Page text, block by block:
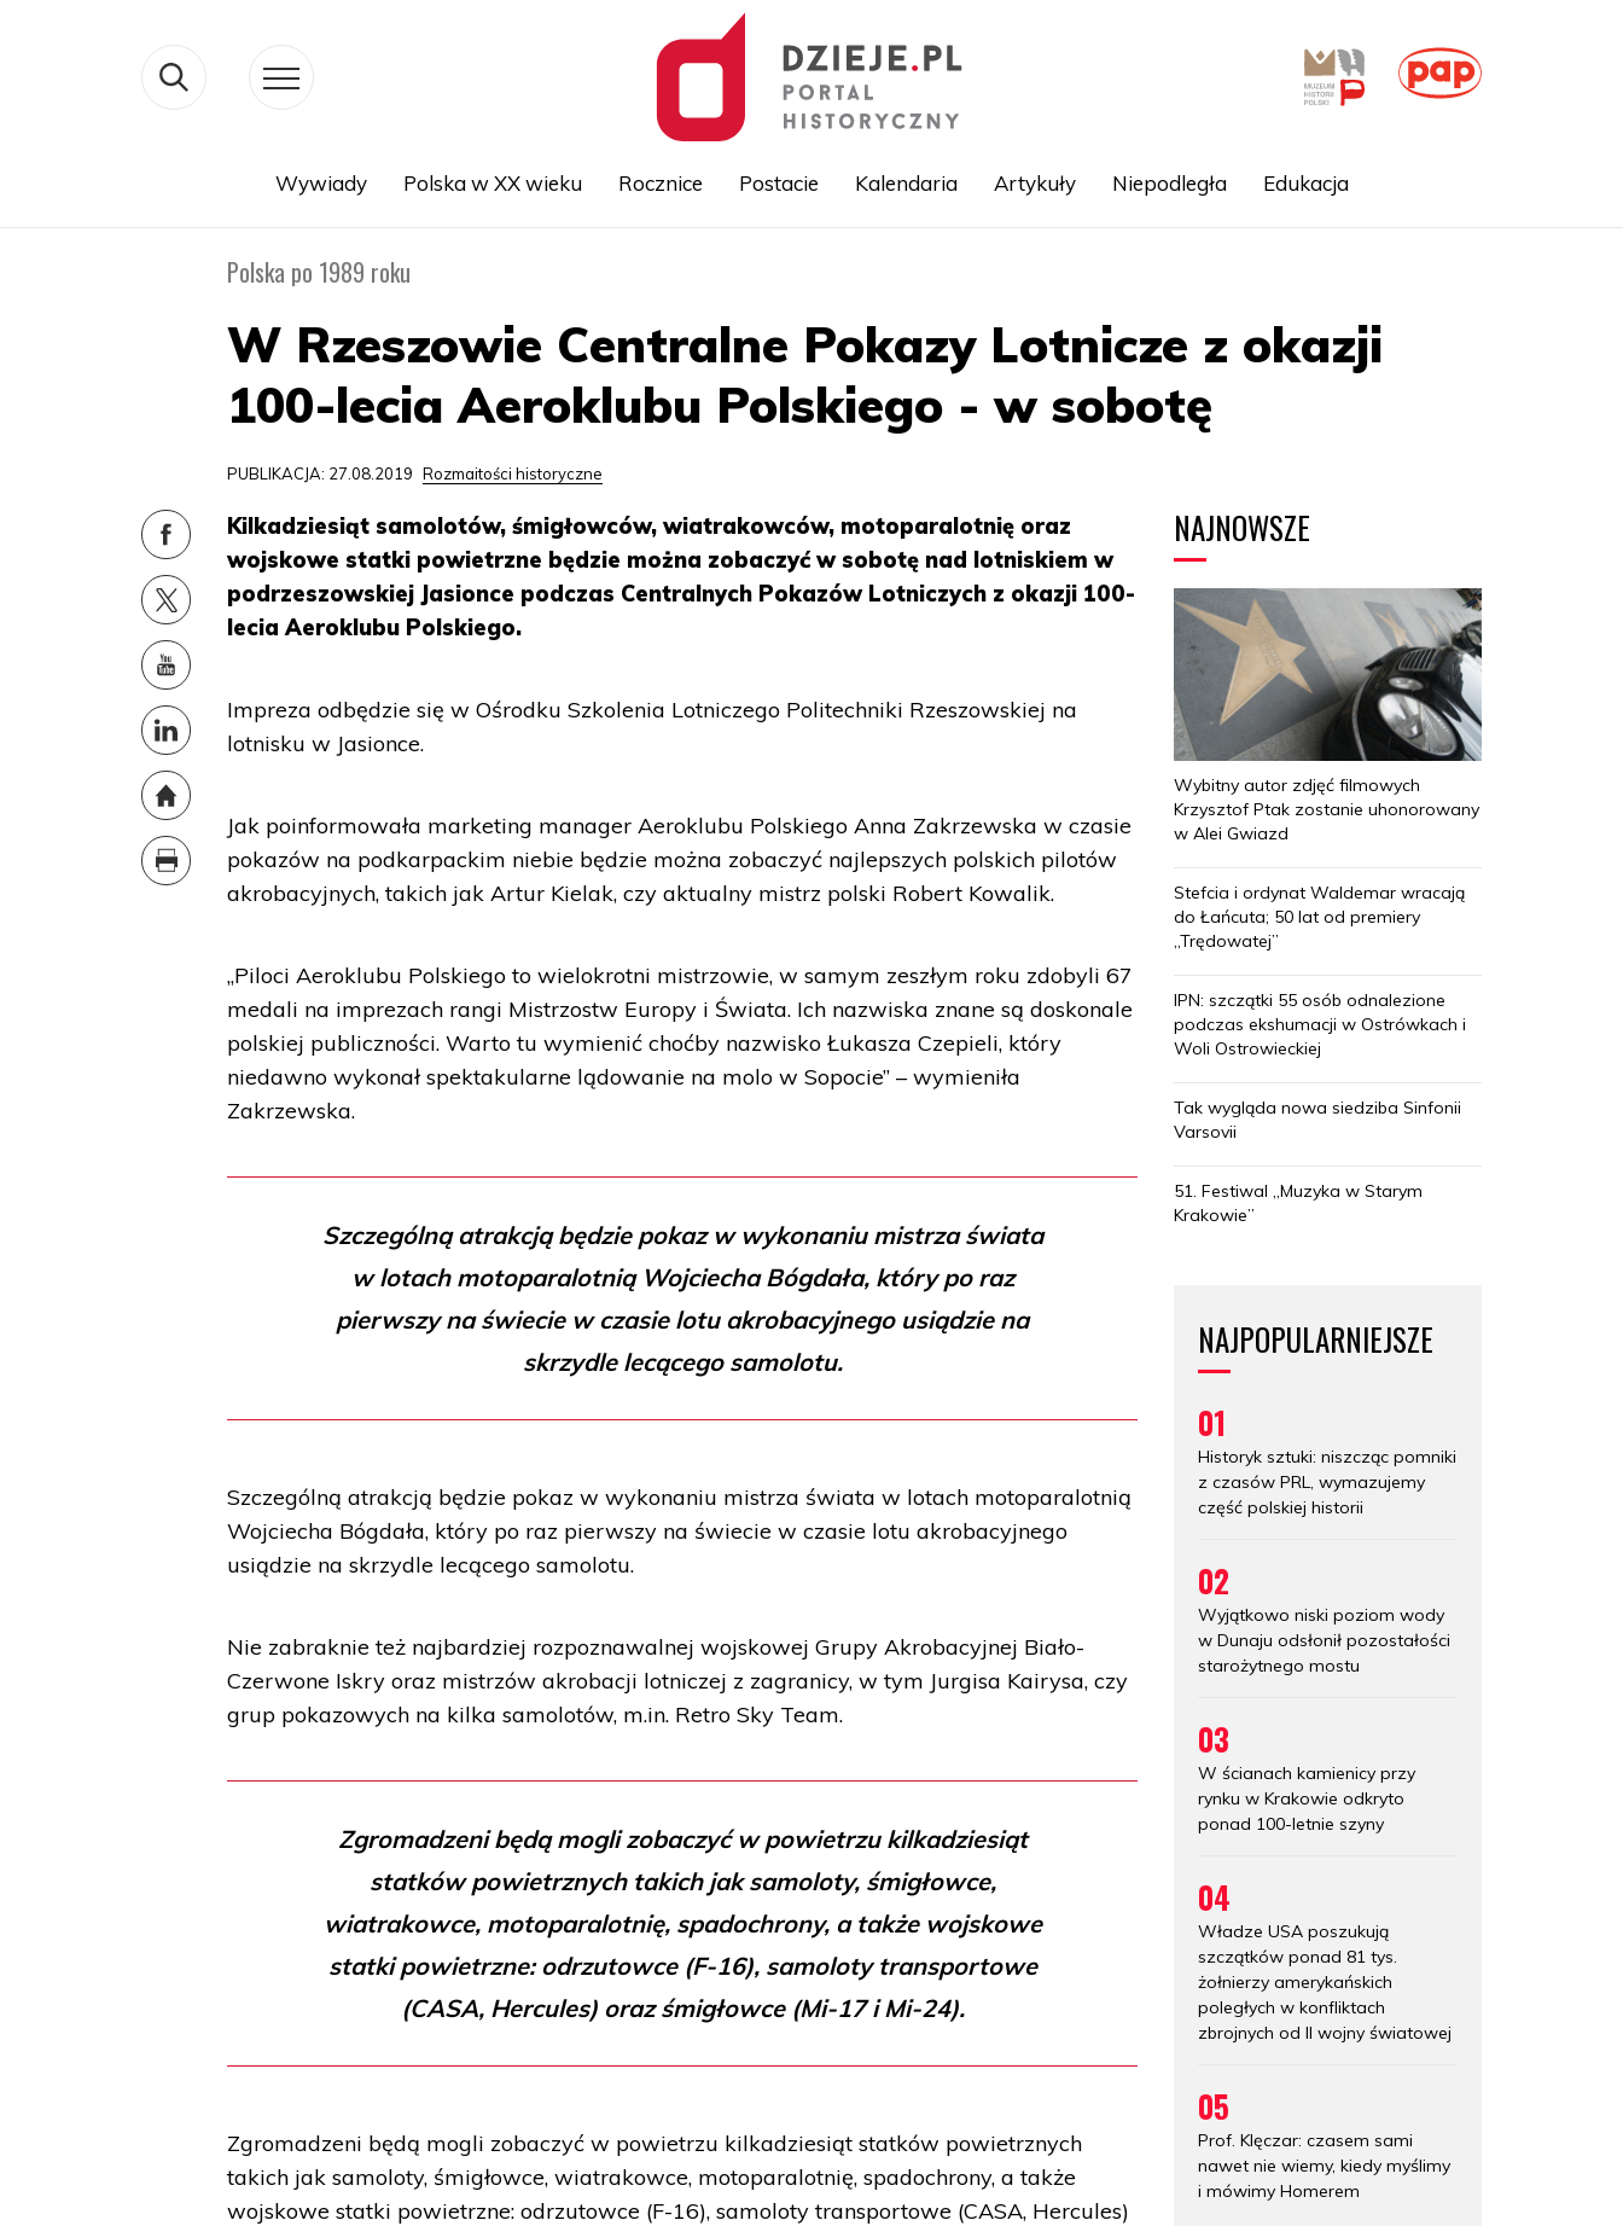
Wywiady Polska w XX wieku Rocznice Postacie Kalendaria Artykuły Niepodległa Edukacja
Polska po 1989 roku
W Rzeszowie Centralne Pokazy Lotnicze z okazji
100-lecia Aeroklubu Polskiego - w sobotę
PUBLIKACJA: 27.08.2019 Rozmaitości historyczne
Kilkadziesiąt samolotów, śmigłowców, wiatrakowców, motoparalotnię oraz
wojskowe statki powietrzne będzie można zobaczyć w sobotę nad lotniskiem w
podrzeszowskiej Jasionce podczas Centralnych Pokazów Lotniczych z okazji 100-
lecia Aeroklubu Polskiego.
Impreza odbędzie się w Ośrodku Szkolenia Lotniczego Politechniki Rzeszowskiej na
lotnisku w Jasionce.
Jak poinformowała marketing manager Aeroklubu Polskiego Anna Zakrzewska w czasie
pokazów na podkarpackim niebie będzie można zobaczyć najlepszych polskich pilotów
akrobacyjnych, takich jak Artur Kielak, czy aktualny mistrz polski Robert Kowalik.
„Piloci Aeroklubu Polskiego to wielokrotni mistrzowie, w samym zeszłym roku zdobyli 67
medali na imprezach rangi Mistrzostw Europy i Świata. Ich nazwiska znane są doskonale
polskiej publiczności. Warto tu wymienić choćby nazwisko Łukasza Czepieli, który
niedawno wykonał spektakularne lądowanie na molo w Sopocie” – wymieniła
Zakrzewska.
Szczególną atrakcją będzie pokaz w wykonaniu mistrza świata
w lotach motoparalotnią Wojciecha Bógdała, który po raz
pierwszy na świecie w czasie lotu akrobacyjnego usiądzie na
skrzydle lecącego samolotu.
Szczególną atrakcją będzie pokaz w wykonaniu mistrza świata w lotach motoparalotnią
Wojciecha Bógdała, który po raz pierwszy na świecie w czasie lotu akrobacyjnego
usiądzie na skrzydle lecącego samolotu.
Nie zabraknie też najbardziej rozpoznawalnej wojskowej Grupy Akrobacyjnej Biało-
Czerwone Iskry oraz mistrzów akrobacji lotniczej z zagranicy, w tym Jurgisa Kairysa, czy
grup pokazowych na kilka samolotów, m.in. Retro Sky Team.
Zgromadzeni będą mogli zobaczyć w powietrzu kilkadziesiąt
statków powietrznych takich jak samoloty, śmigłowce,
wiatrakowce, motoparalotnię, spadochrony, a także wojskowe
statki powietrzne: odrzutowce (F-16), samoloty transportowe
(CASA, Hercules) oraz śmigłowce (Mi-17 i Mi-24).
Zgromadzeni będą mogli zobaczyć w powietrzu kilkadziesiąt statków powietrznych
takich jak samoloty, śmigłowce, wiatrakowce, motoparalotnię, spadochrony, a także
wojskowe statki powietrzne: odrzutowce (F-16), samoloty transportowe (CASA, Hercules)
NAJNOWSZE
Wybitny autor zdjęć filmowych
Krzysztof Ptak zostanie uhonorowany
w Alei Gwiazd
Stefcia i ordynat Waldemar wracają
do Łańcuta; 50 lat od premiery
„Trędowatej”
IPN: szczątki 55 osób odnalezione
podczas ekshumacji w Ostrówkach i
Woli Ostrowieckiej
Tak wygląda nowa siedziba Sinfonii
Varsovii
51. Festiwal „Muzyka w Starym
Krakowie”
NAJPOPULARNIEJSZE
01
Historyk sztuki: niszcząc pomniki
z czasów PRL, wymazujemy
część polskiej historii
02
Wyjątkowo niski poziom wody
w Dunaju odsłonił pozostałości
starożytnego mostu
03
W ścianach kamienicy przy
rynku w Krakowie odkryto
ponad 100-letnie szyny
04
Władze USA poszukują
szczątków ponad 81 tys.
żołnierzy amerykańskich
poległych w konfliktach
zbrojnych od II wojny światowej
05
Prof. Klęczar: czasem sami
nawet nie wiemy, kiedy myślimy
i mówimy Homerem